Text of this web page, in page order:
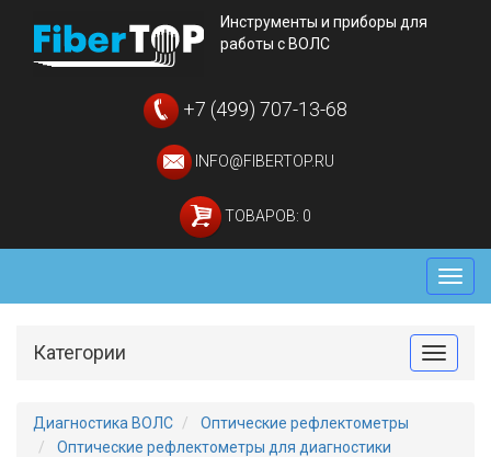
Инструменты и приборы для
работы с ВОЛС
+7 (499) 707-13-68
INFO@FIBERTOP.RU
ТОВАРОВ: 0
Меню
Toggle
Категории
Диагностика ВОЛС
Оптические рефлектометры
Оптические рефлектометры для диагностики